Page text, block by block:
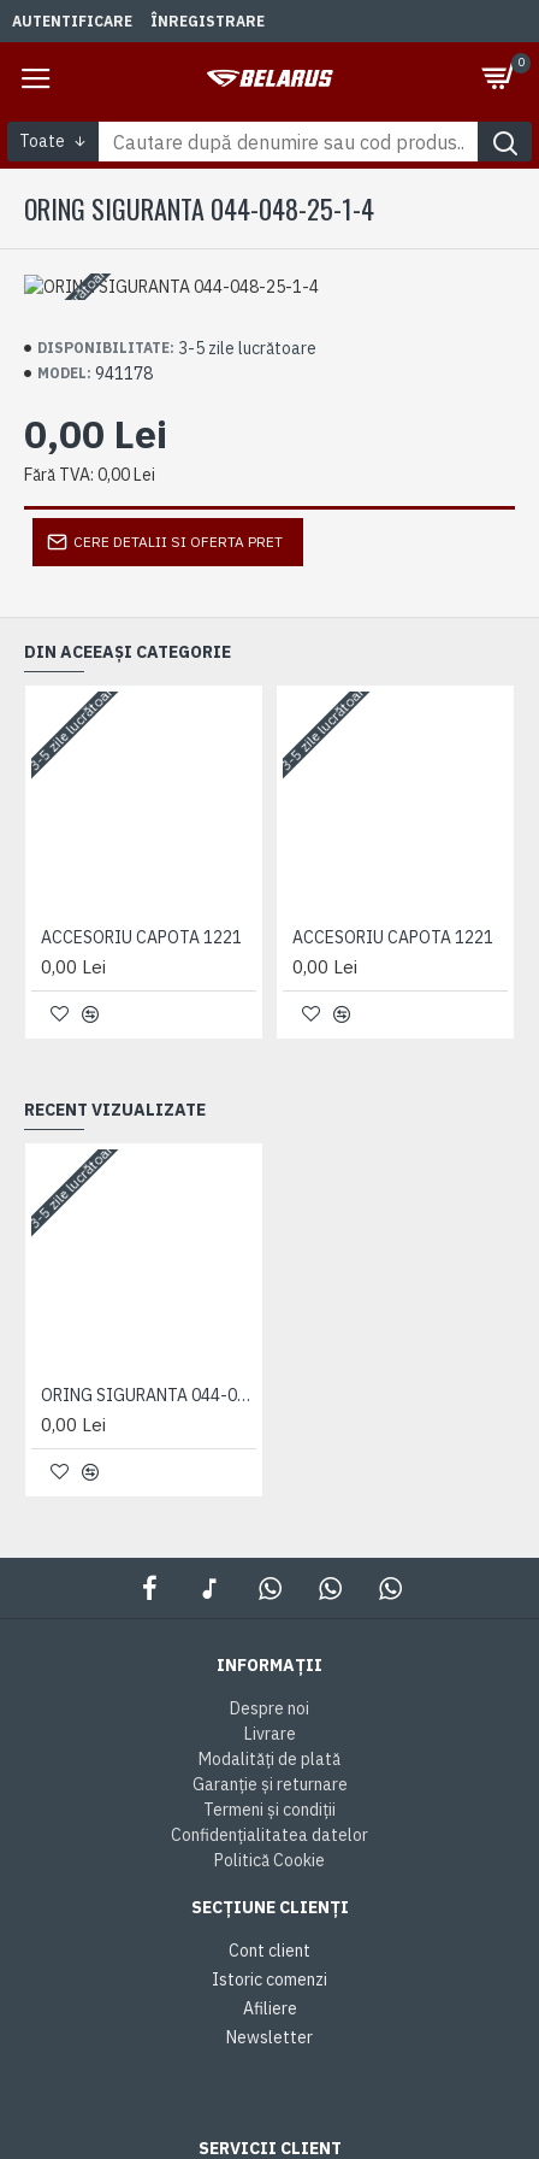
AUTENTIFICARE ÎNREGISTRARE
0
Toate
ORING SIGURANTA 044-048-25-1-4
3-5 zile lucrătoare
DISPONIBILITATE: 3-5 zile lucrătoare
MODEL: 941178
0,00 Lei
Fără TVA: 0,00 Lei
CERE DETALII SI OFERTA PRET
DIN ACEEAȘI CATEGORIE
3-5 zile lucrătoare
ACCESORIU CAPOTA 1221
0,00 Lei
3-5 zile lucrătoare
ACCESORIU CAPOTA 1221
0,00 Lei
RECENT VIZUALIZATE
3-5 zile lucrătoare
ORING SIGURANTA 044-048-25-1-4
0,00 Lei
INFORMAȚII
Despre noi
Livrare
Modalități de plată
Garanție și returnare
Termeni și condiții
Confidențialitatea datelor
Politică Cookie
SECȚIUNE CLIENȚI
Cont client
Istoric comenzi
Afiliere
Newsletter
SERVICII CLIENT